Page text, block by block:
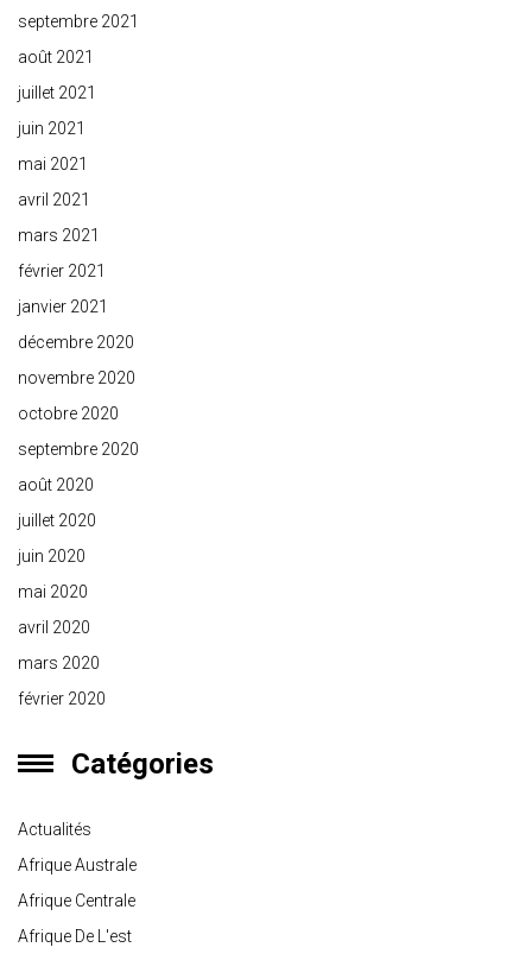
septembre 2021
août 2021
juillet 2021
juin 2021
mai 2021
avril 2021
mars 2021
février 2021
janvier 2021
décembre 2020
novembre 2020
octobre 2020
septembre 2020
août 2020
juillet 2020
juin 2020
mai 2020
avril 2020
mars 2020
février 2020
Catégories
Actualités
Afrique Australe
Afrique Centrale
Afrique De L'est